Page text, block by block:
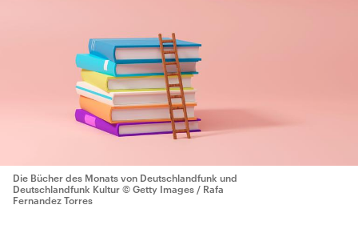
Die Bücher des Monats von Deutschlandfunk und
Deutschlandfunk Kultur © Getty Images / Rafa
Fernandez Torres